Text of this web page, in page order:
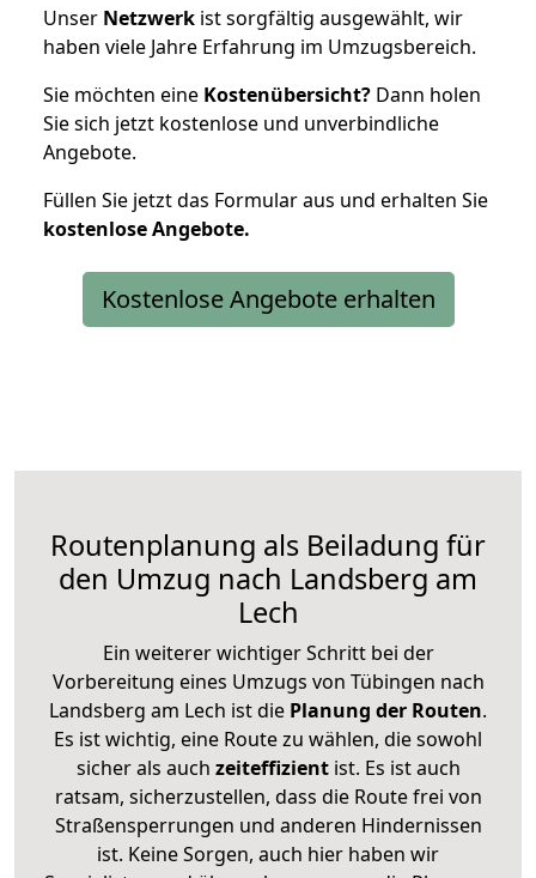
Unser Netzwerk ist sorgfältig ausgewählt, wir
haben viele Jahre Erfahrung im Umzugsbereich.
Sie möchten eine Kostenübersicht? Dann holen
Sie sich jetzt kostenlose und unverbindliche
Angebote.
Füllen Sie jetzt das Formular aus und erhalten Sie
kostenloseAngebote.
Kostenlose Angebote erhalten
Routenplanung als Beiladung für
den Umzug nach Landsberg am
Lech
Ein weiterer wichtiger Schritt bei der
Vorbereitung eines Umzugs von Tübingen nach
Landsberg am Lech ist die Planung der Routen.
Es ist wichtig, eine Route zu wählen, die sowohl
sicher als auch zeiteffizientist. Es ist auch
ratsam, sicherzustellen, dass die Route frei von
Straßensperrungen und anderen Hindernissen
ist. Keine Sorgen, auch hier haben wir